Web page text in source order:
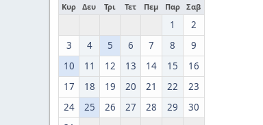
Κυρ Δευ Τρι Τετ Πεμ Παρ Σαβ
1
2
3
4 5 6 7 8
9
10
11 12 13 14 15
16
17
18 19 20 21 22
23
24
25 26 27 28 29
30